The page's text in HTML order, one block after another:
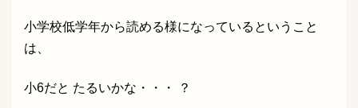
小学校低学年から読める様になっているということ
は、
小6だと たるいかな・・・ ？